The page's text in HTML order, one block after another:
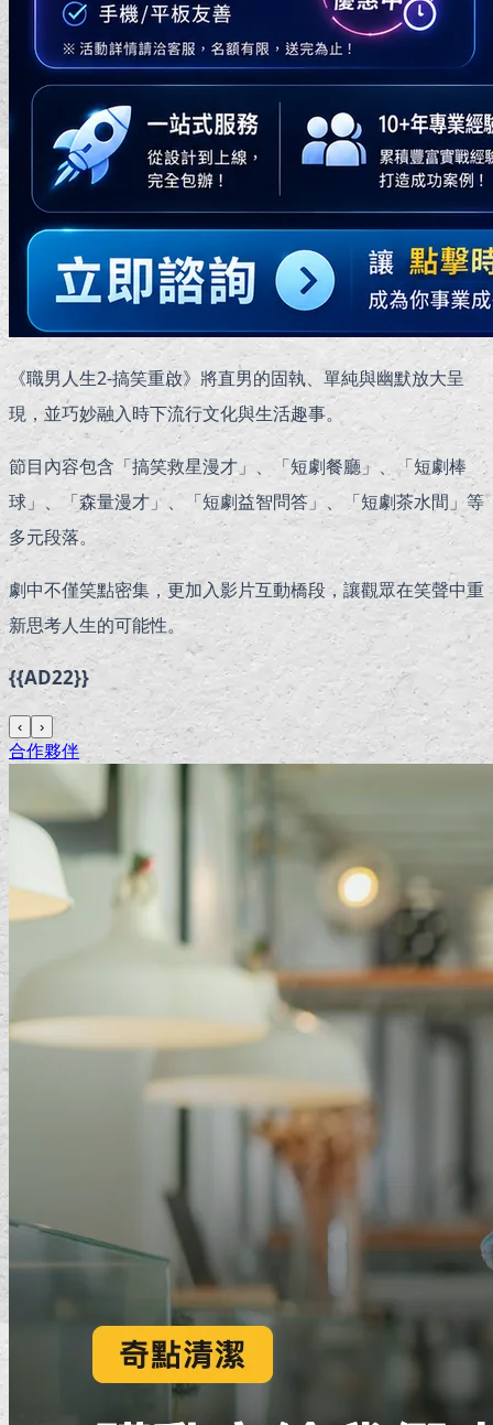
《職男人生2-搞笑重啟》將直男的固執、單純與幽默放大呈
現，並巧妙融入時下流行文化與生活趣事。
節目內容包含「搞笑救星漫才」、「短劇餐廳」、「短劇棒
球」、「森量漫才」、「短劇益智問答」、「短劇茶水間」等
多元段落。
劇中不僅笑點密集，更加入影片互動橋段，讓觀眾在笑聲中重
新思考人生的可能性。
{{AD22}}
‹ ›
合作夥伴